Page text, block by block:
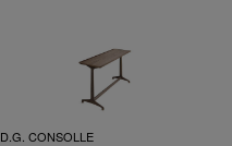
D.G. CONSOLLE